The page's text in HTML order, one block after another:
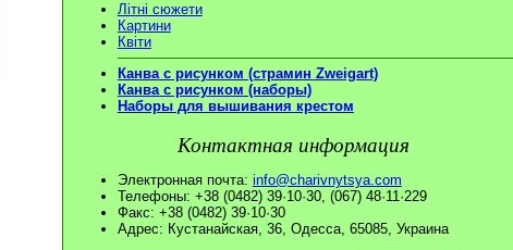
Літні сюжети
Картини
Квіти
Канва с рисунком (страмин Zweigart)
Канва с рисунком (наборы)
Наборы для вышивания крестом
Контактная информация
Электронная почта: info@charivnytsya.com
Телефоны: +38 (0482) 39·10·30, (067) 48·11·229
Факс: +38 (0482) 39·10·30
Адрес: Кустанайская, 36, Одесса, 65085, Украина